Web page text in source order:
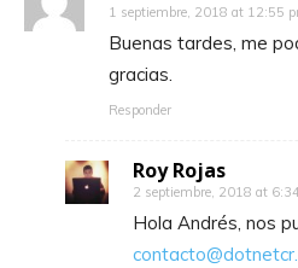
1 septiembre, 2018 at 12:55
Buenas tardes, me
gracias.
Responder
Roy Rojas
2 septiembre, 2018 at
Hola Andrés, nos